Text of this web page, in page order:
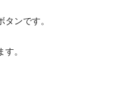
ンです。
。